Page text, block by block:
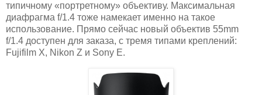
типичному «портретному» объективу. Максимальная
диафрагма f/1.4 тоже намекает именно на такое
использование. Прямо сейчас новый объектив 55mm
f/1.4 доступен для заказа, с тремя типами креплений:
Fujifilm X, Nikon Z и Sony E.